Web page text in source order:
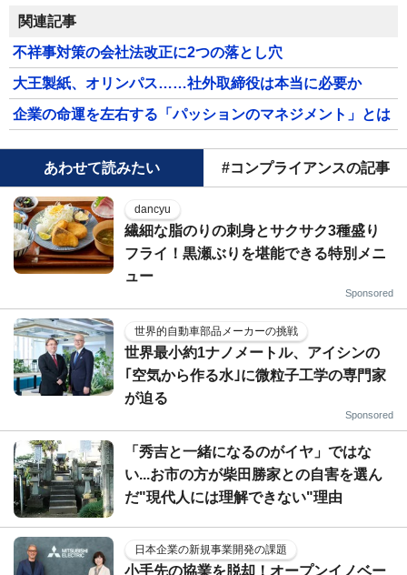
関連記事
不祥事対策の会社法改正に2つの落とし穴
大王製紙、オリンパス……社外取締役は本当に必要か
企業の命運を左右する「パッションのマネジメント」とは
あわせて読みたい #コンプライアンスの記事
dancyu
繊細な脂のりの刺身とサクサク3種盛り
フライ！黒瀬ぶりを堪能できる特別メニ
ュー
Sponsored
世界的自動車部品メーカーの挑戦
世界最小約1ナノメートル、アイシンの
｢空気から作る水｣に微粒子工学の専門家
が迫る
Sponsored
「秀吉と一緒になるのがイヤ」ではな
い...お市の方が柴田勝家との自害を選ん
だ"現代人には理解できない"理由
日本企業の新規事業開発の課題
小手先の協業を脱却！オープンイノベー